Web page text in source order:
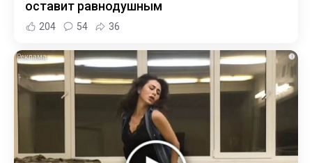
оставит равнодушным
204 54 36
i